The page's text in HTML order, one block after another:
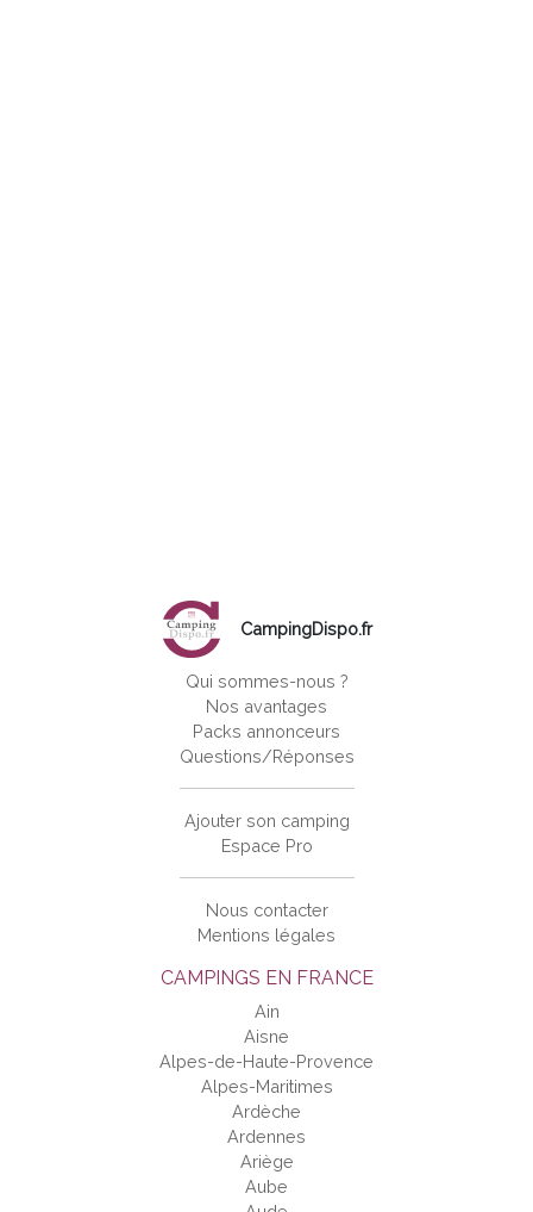
CAMPINGS EN FRANCE
Ain
Aisne
Alpes-de-Haute-Provence
Alpes-Maritimes
Ardèche
Ardennes
Ariège
Aube
CampingDispo.fr
Qui sommes-nous ?
Nos avantages
Packs annonceurs
Questions/Réponses
Ajouter son camping
Espace Pro
Nous contacter
Mentions légales